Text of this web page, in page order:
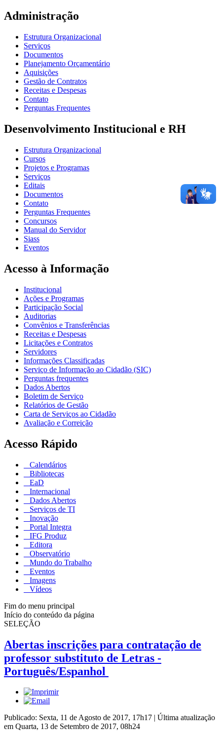
Administração
Estrutura Organizacional
Serviços
Documentos
Planejamento Orçamentário
Aquisições
Gestão de Contratos
Receitas e Despesas
Contato
Perguntas Frequentes
Desenvolvimento Institucional e RH
Estrutura Organizacional
Cursos
Projetos e Programas
Serviços
Editais
Documentos
Contato
Perguntas Frequentes
Concursos
Manual do Servidor
Siass
Eventos
Acesso à Informação
Institucional
Ações e Programas
Participação Social
Auditorias
Convênios e Transferências
Receitas e Despesas
Licitações e Contratos
Servidores
Informações Classificadas
Serviço de Informação ao Cidadão (SIC)
Perguntas frequentes
Dados Abertos
Boletim de Serviço
Relatórios de Gestão
Carta de Serviços ao Cidadão
Avaliação e Correição
Acesso Rápido
Calendários
Bibliotecas
EaD
Internacional
Dados Abertos
Serviços de TI
Inovação
Portal Integra
IFG Produz
Editora
Observatório
Mundo do Trabalho
Eventos
Imagens
Vídeos
Fim do menu principal
Início do conteúdo da página
SELEÇÃO
Abertas inscrições para contratação de
professor substituto de Letras -
Português/Espanhol
Publicado: Sexta, 11 de Agosto de 2017, 17h17 | Última atualização
em Quarta, 13 de Setembro de 2017, 08h24